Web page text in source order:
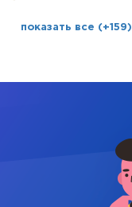
показать все (+159)